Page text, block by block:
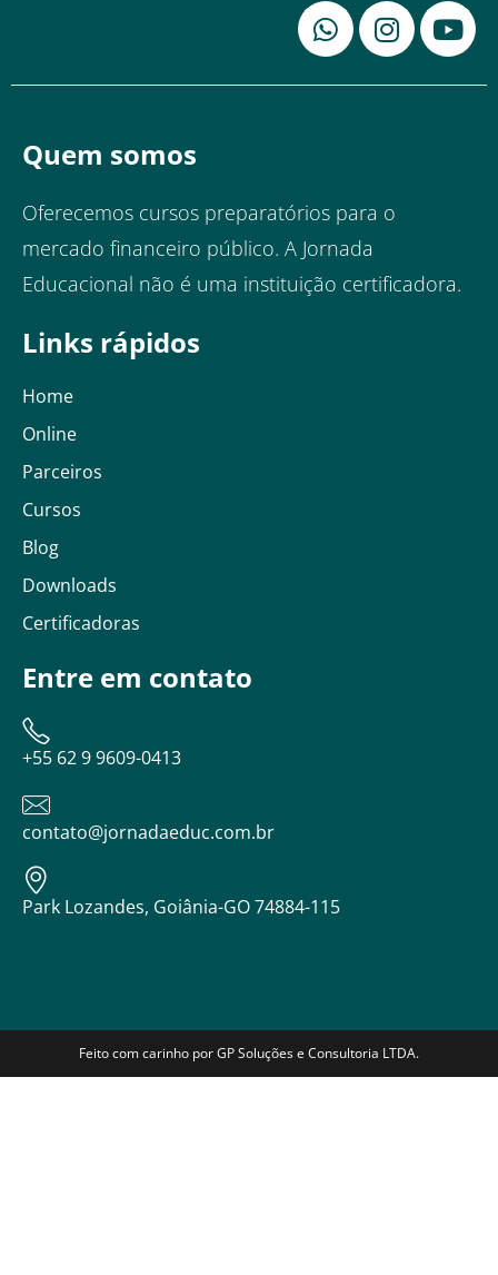
Quem somos
Oferecemos cursos preparatórios para o
mercado financeiro público. A Jornada
Educacional não é uma instituição certificadora.
Links rápidos
Home
Online
Parceiros
Cursos
Blog
Downloads
Certificadoras
Entre em contato
+55 62 9 9609-0413
contato@jornadaeduc.com.br
Park Lozandes, Goiânia-GO 74884-115
Feito com carinho por GP Soluções e Consultoria LTDA.